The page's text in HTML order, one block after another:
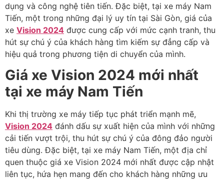
dụng và công nghệ tiên tiến. Đặc biệt, tại xe máy Nam
Tiến, một trong những đại lý uy tín tại Sài Gòn, giá của
xe Vision 2024 được cung cấp với mức cạnh tranh, thu
hút sự chú ý của khách hàng tìm kiếm sự đẳng cấp và
hiệu quả trong phương tiện di chuyển của mình.
Giá xe Vision 2024 mới nhất
tại xe máy Nam Tiến
Khi thị trường xe máy tiếp tục phát triển mạnh mẽ,
Vision 2024 đánh dấu sự xuất hiện của mình với những
cải tiến vượt trội, thu hút sự chú ý của đông đảo người
tiêu dùng. Đặc biệt, tại xe máy Nam Tiến, một địa chỉ
quen thuộc giá xe Vision 2024 mới nhất được cập nhật
liên tục, hứa hẹn mang đến cho khách hàng những ưu